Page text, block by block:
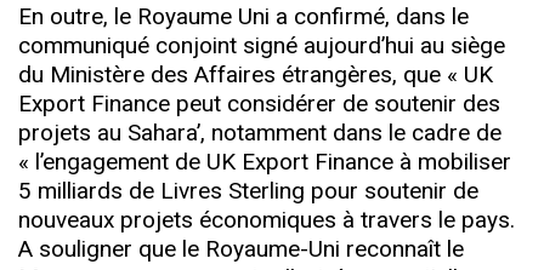
En outre, le Royaume Uni a confirmé, dans le
communiqué conjoint signé aujourd’hui au siège
du Ministère des Affaires étrangères, que « UK
Export Finance peut considérer de soutenir des
projets au Sahara’, notamment dans le cadre de
« l’engagement de UK Export Finance à mobiliser
5 milliards de Livres Sterling pour soutenir de
nouveaux projets économiques à travers le pays.
A souligner que le Royaume-Uni reconnaît le